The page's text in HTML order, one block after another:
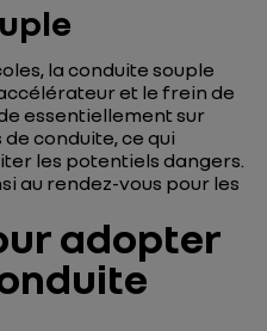
la conduite souple
et le frein de
essentiellement sur
conduite, ce qui
les potentiels dangers.
au rendez-vous pour les
adopter